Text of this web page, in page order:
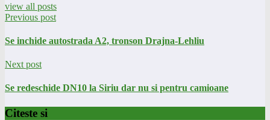
view all posts
Previous post
Se inchide autostrada A2, tronson Drajna-Lehliu
Next post
Se redeschide DN10 la Siriu dar nu si pentru camioane
Citeste si